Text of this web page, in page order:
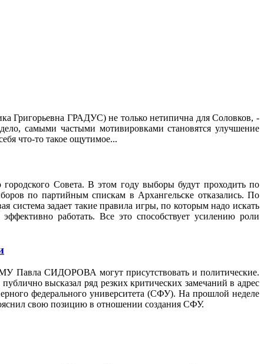
Григорьевна ГРАДУС) не только нетипична для Соловков, -
самыми частыми мотивировками становятся улучшение
что-то такое ощутимое...
городского Совета. В этом году выборы будут проходить по
по партийным спискам в Архангельске отказались. По
система задает такие правила игры, по которым надо искать
работать. Все это способствует усилению роли
Павла СИДОРОВА могут присутствовать и политические.
высказал ряд резких критических замечаний в адрес
федерального университета (СФУ). На прошлой неделе
свою позицию в отношении создания СФУ.